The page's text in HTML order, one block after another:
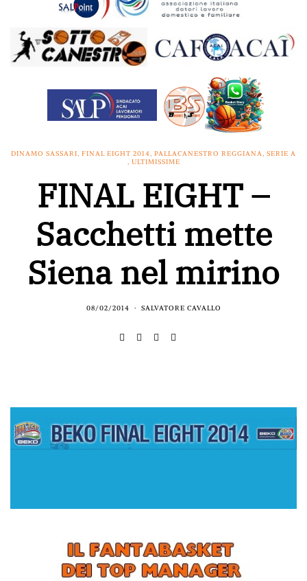
DINAMO SASSARI, FINAL EIGHT 2014, PALLACANESTRO REGGIANA, SERIE A
, ULTIMISSIME
FINAL EIGHT –
Sacchetti mette
Siena nel mirino
08/02/2014 SALVATORE CAVALLO